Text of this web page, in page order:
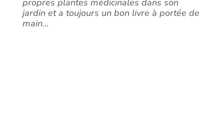
propres plantes médicinales dans son
jardin et a toujours un bon livre à portée de
main…